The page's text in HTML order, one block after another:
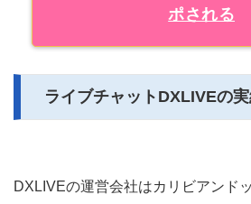
ポされる
ライブチャットDXLIVEの
DXLIVEの運営会社はカリビアンド